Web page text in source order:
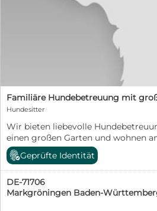
Hundesitter
Wir bieten liebevolle
einen großen Garten und wohnen
Toypudelhündin würde sich über
Geprüfte Identität
DE-71706
Markgröningen Baden-